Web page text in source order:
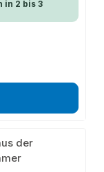
in 2 bis 3